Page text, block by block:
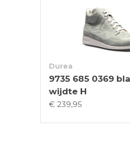
Durea
9735 685 0369
wijdte H
€ 239,95